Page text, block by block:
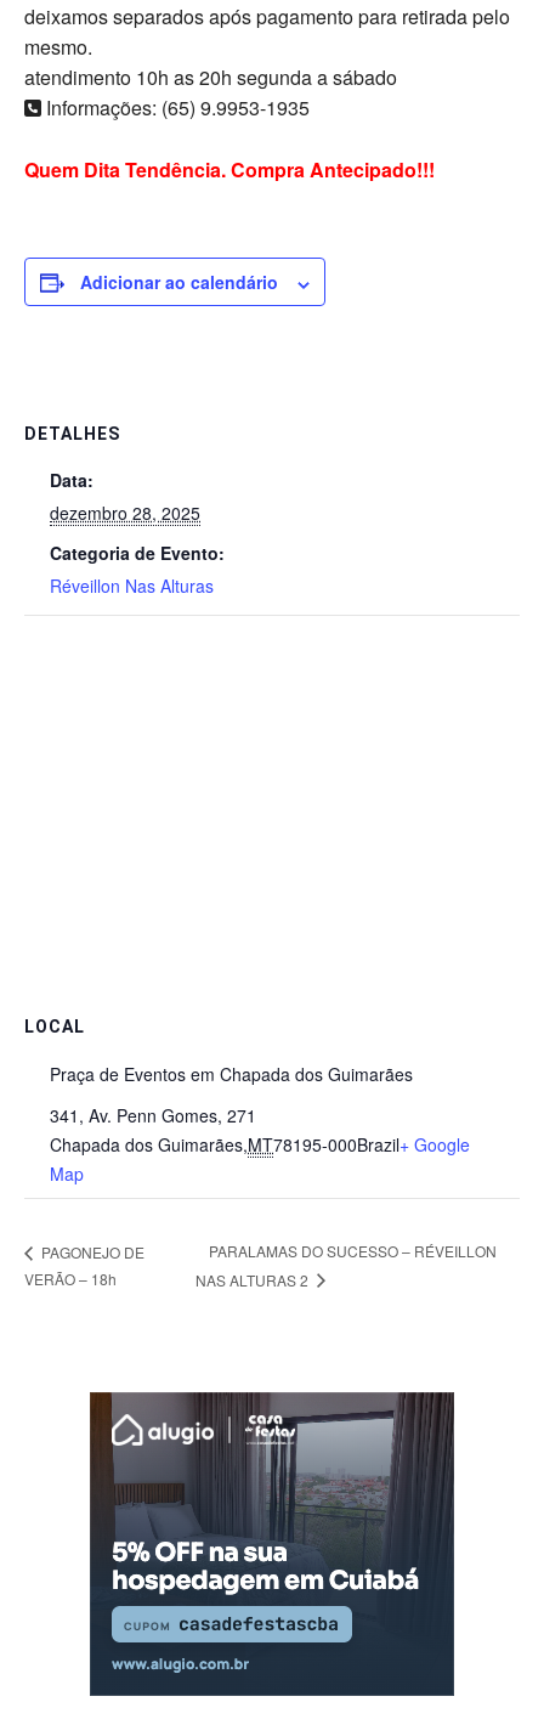
deixamos separados após pagamento para retirada pelo
mesmo.
atendimento 10h as 20h segunda a sábado
Informações: (65) 9.9953-1935
Quem Dita Tendência. Compra Antecipado!!!
Adicionar ao calendário
DETALHES
Data:
dezembro 28, 2025
Categoria de Evento:
Réveillon Nas Alturas
LOCAL
Praça de Eventos em Chapada dos Guimarães
341, Av. Penn Gomes, 271
Chapada dos Guimarães,MT78195-000Brazil+ Google
Map
PAGONEJO DE
VERÃO – 18h
PARALAMAS DO SUCESSO – RÉVEILLON
NAS ALTURAS 2